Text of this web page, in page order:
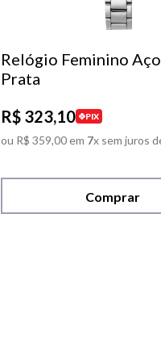
Relógio Feminino
Prata
R$ 323,10 PIX
ou R$ 359,00em 7x sem juros
Comprar